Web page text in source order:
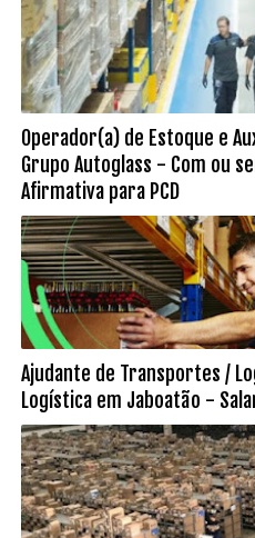
Operador(a) de Estoque e
Grupo Autoglass - Com ou
Afirmativa para PCD
Ajudante de Transportes /
Logística em Jaboatão -